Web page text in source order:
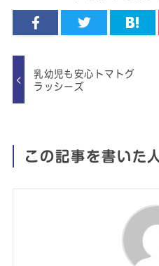
乳幼児も安心トマトグ
ラッシーズ
この記事を書いた人